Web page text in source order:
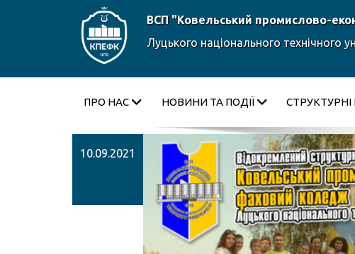
ВСП "Ковельський промислово-
Луцького національного технічного
ПРО НАС НОВИНИ ТА ПОДІЇ СТРУКТУРНІ
10.09.2021